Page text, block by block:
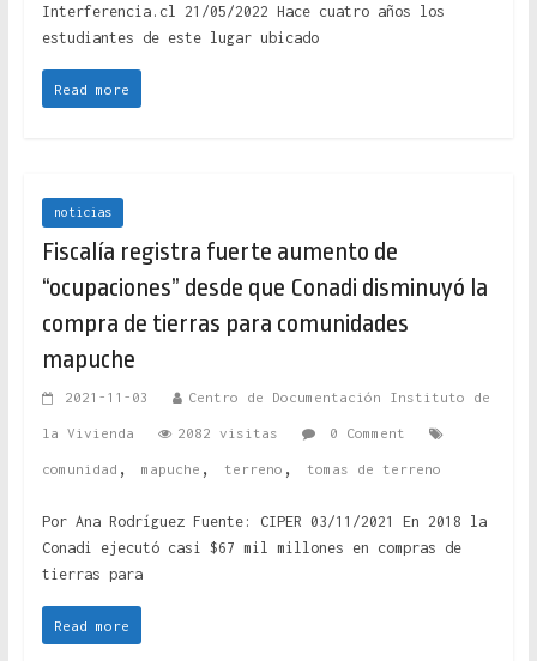
Interferencia.cl 21/05/2022 Hace cuatro años los
estudiantes de este lugar ubicado
Read more
noticias
Fiscalía registra fuerte aumento de
“ocupaciones” desde que Conadi disminuyó la
compra de tierras para comunidades
mapuche
2021-11-03 Centro de Documentación Instituto de
la Vivienda 2082 visitas 0 Comment
comunidad , mapuche , terreno , tomas de terreno
Por Ana Rodríguez Fuente: CIPER 03/11/2021 En 2018 la
Conadi ejecutó casi $67 mil millones en compras de
tierras para
Read more